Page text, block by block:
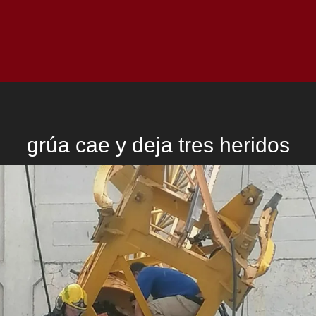
grúa cae y deja tres heridos